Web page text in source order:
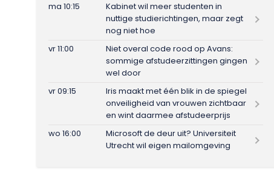
ma 10:15
Kabinet wil meer studenten in
nuttige studierichtingen, maar zegt
nog niet hoe
vr 11:00
Niet overal code rood op Avans:
sommige afstudeerzittingen gingen
wel door
vr 09:15
Iris maakt met één blik in de spiegel
onveiligheid van vrouwen zichtbaar
en wint daarmee afstudeerprijs
wo 16:00
Microsoft de deur uit? Universiteit
Utrecht wil eigen mailomgeving